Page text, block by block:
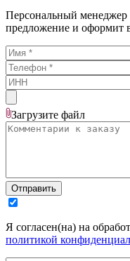
Персональный менеджер
предложение и оформит
Загрузите файл
Отправить
Я согласен(на) на
политикой